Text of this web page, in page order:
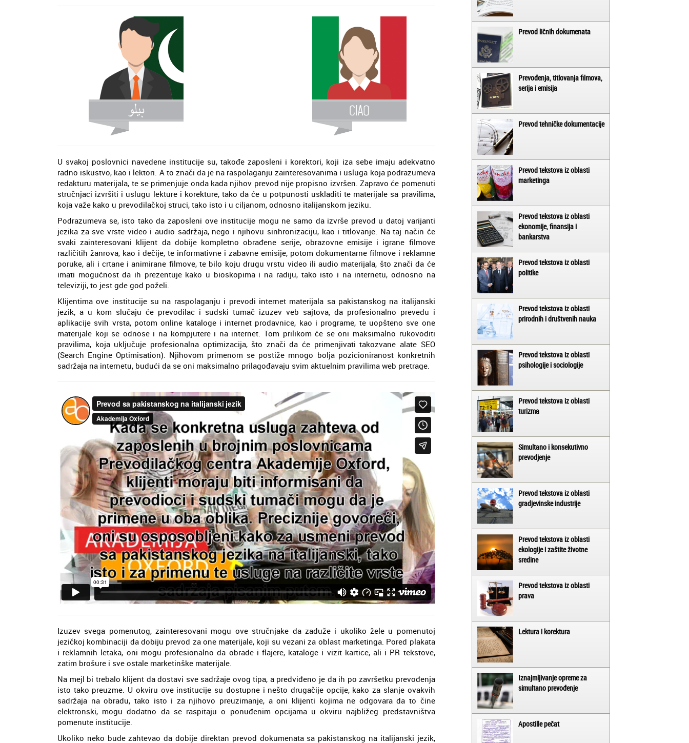
U svakoj poslovnici navedene institucije su, takođe zaposleni i korektori, koji iza sebe imaju adekvatno
radno iskustvo, kao i lektori. A to znači da je na raspolaganju zainteresovanima i usluga koja podrazumeva
redakturu materijala, te se primenjuje onda kada njihov prevod nije propisno izvršen. Zapravo će pomenuti
stručnjaci izvršiti i uslugu lekture i korekture, tako da će u potpunosti uskladiti te materijale sa pravilima,
koja važe kako u prevodilačkoj struci, tako isto i u ciljanom, odnosno italijanskom jeziku.
Podrazumeva se, isto tako da zaposleni ove institucije mogu ne samo da izvrše prevod u datoj varijanti
jezika za sve vrste video i audio sadržaja, nego i njihovu sinhronizaciju, kao i titlovanje. Na taj način će
svaki zainteresovani klijent da dobije kompletno obrađene serije, obrazovne emisije i igrane filmove
različitih žanrova, kao i dečije, te informativne i zabavne emisije, potom dokumentarne filmove i reklamne
poruke, ali i crtane i animirane filmove, te bilo koju drugu vrstu video ili audio materijala, što znači da će
imati mogućnost da ih prezentuje kako u bioskopima i na radiju, tako isto i na internetu, odnosno na
televiziji, to jest gde god poželi.
Klijentima ove institucije su na raspolaganju i prevodi internet materijala sa pakistanskog na italijanski
jezik, a u kom slučaju će prevodilac i sudski tumač izuzev veb sajtova, da profesionalno prevedu i
aplikacije svih vrsta, potom online kataloge i internet prodavnice, kao i programe, te uopšteno sve one
materijale koji se odnose i na kompjutere i na internet. Tom prilikom će se oni maksimalno rukovoditi
pravilima, koja uključuje profesionalna optimizacija, što znači da će primenjivati takozvane alate SEO
(Search Engine Optimisation). Njihovom primenom se postiže mnogo bolja pozicioniranost konkretnih
sadržaja na internetu, budući da se oni maksimalno prilagođavaju svim aktuelnim pravilima web pretrage.
Izuzev svega pomenutog, zainteresovani mogu ove stručnjake da zaduže i ukoliko žele u pomenutoj
jezičkoj kombinaciji da dobiju prevod za one materijale, koji su vezani za oblast marketinga. Pored plakata
i reklamnih letaka, oni mogu profesionalno da obrade i flajere, kataloge i vizit kartice, ali i PR tekstove,
zatim brošure i sve ostale marketinške materijale.
Na mejl bi trebalo klijent da dostavi sve sadržaje ovog tipa, a predviđeno je da ih po završetku prevođenja
isto tako preuzme. U okviru ove institucije su dostupne i nešto drugačije opcije, kako za slanje ovakvih
sadržaja na obradu, tako isto i za njihovo preuzimanje, a oni klijenti kojima ne odgovara da to čine
elektronski, mogu dodatno da se raspitaju o ponuđenim opcijama u okviru najbližeg predstavništva
pomenute institucije.
Ukoliko neko bude zahtevao da dobije direktan prevod dokumenata sa pakistanskog na italijanski jezik,
Prevod ličnih dokumenata
Prevođenja, titlovanja filmova,
serija i emisija
Prevod tehničke dokumentacije
Prevod tekstova iz oblasti
marketinga
Prevod tekstova iz oblasti
ekonomije, finansija i
bankarstva
Prevod tekstova iz oblasti
politike
Prevod tekstova iz oblasti
prirodnih i društvenih nauka
Prevod tekstova iz oblasti
psihologije i sociologije
Prevod tekstova iz oblasti
turizma
Simultano i konsekutivno
prevodjenje
Prevod tekstova iz oblasti
gradjevinske industrije
Prevod tekstova iz oblasti
ekologije i zaštite životne
sredine
Prevod tekstova iz oblasti
prava
Lektura i korektura
Iznajmljivanje opreme za
simultano prevođenje
Apostille pečat